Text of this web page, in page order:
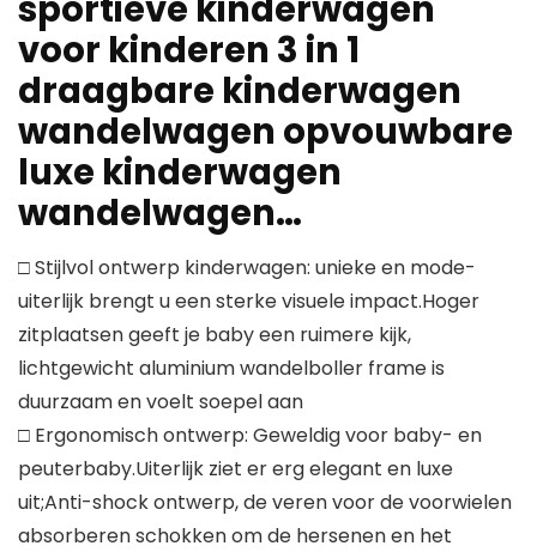
sportieve kinderwagen
voor kinderen 3 in 1
draagbare kinderwagen
wandelwagen opvouwbare
luxe kinderwagen
wandelwagen…
□ Stijlvol ontwerp kinderwagen: unieke en mode-
uiterlijk brengt u een sterke visuele impact.Hoger
zitplaatsen geeft je baby een ruimere kijk,
lichtgewicht aluminium wandelboller frame is
duurzaam en voelt soepel aan
□ Ergonomisch ontwerp: Geweldig voor baby- en
peuterbaby.Uiterlijk ziet er erg elegant en luxe
uit;Anti-shock ontwerp, de veren voor de voorwielen
absorberen schokken om de hersenen en het